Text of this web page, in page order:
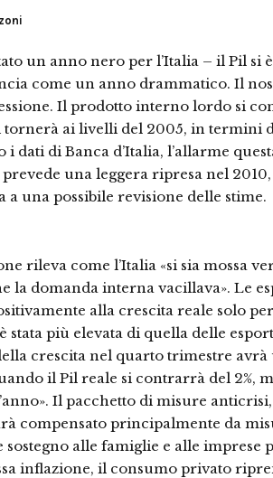
un anno nero per l’Italia – il Pil si
come un anno drammatico. Il
Il prodotto interno lordo si
tornerà ai livelli del 2005, in termini
dati di Banca d’Italia, l’allarme
una leggera ripresa nel
a una possibile revisione delle stime.
rileva come l’Italia «si sia mossa
la domanda interna vacillava». Le
alla crescita reale solo
stata più elevata di quella delle
crescita nel quarto trimestre
il Pil reale si contrarrà del 2%,
Il pacchetto di misure
compensato principalmente da
sostegno alle famiglie e alle imprese
inflazione, il consumo privato